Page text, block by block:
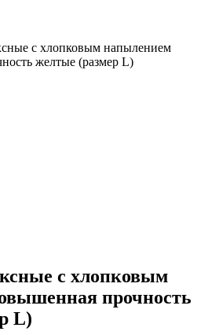
с хлопковым
прочность
L)